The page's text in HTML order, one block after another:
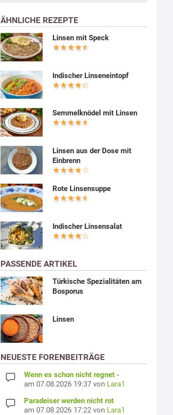
ÄHNLICHE REZEPTE
Linsen mit Speck
Indischer Linseneintopf
Semmelknödel mit Linsen
Linsen aus der Dose mit
Einbrenn
Rote Linsensuppe
Indischer Linsensalat
PASSENDE ARTIKEL
Türkische Spezialitäten am
Bosporus
Linsen
NEUESTE FORENBEITRÄGE
Wenn es schon nicht regnet -
am 07.08.2026 19:37 von Lara1
Paradeiser werden nicht rot
am 07.08.2026 17:22 von Lara1